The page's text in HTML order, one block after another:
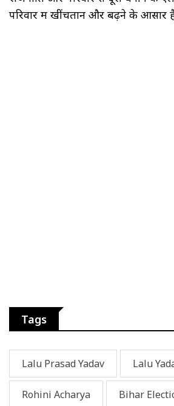
परिवार में खींचतान और बढ़ने के आसार
Tags
Lalu Prasad Yadav Lalu
Rohini Acharya Bihar